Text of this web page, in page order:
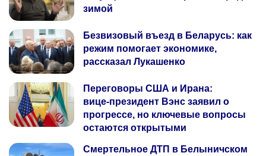
зимой
Безвизовый въезд в Беларусь: как
режим помогает экономике,
рассказал Лукашенко
Переговоры США и Ирана:
вице‑президент Вэнс заявил о
прогрессе, но ключевые вопросы
остаются открытыми
Смертельное ДТП в Белыничском